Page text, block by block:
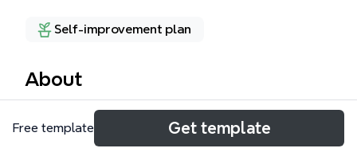
Self-improvement plan
About
「マインドセット講義」は、人間力を高めるための包
括的なマインドセットテンプレートです。人の本質、
Free template Get template